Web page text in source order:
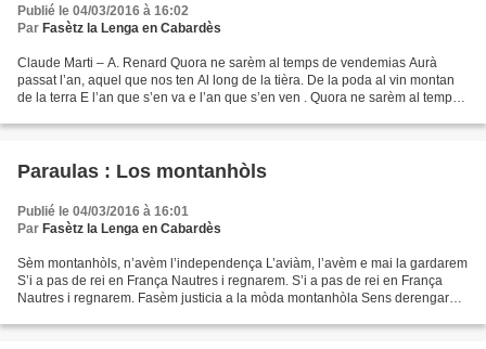
Publié le 04/03/2016 à 16:02
Par Fasètz la Lenga en Cabardès
Claude Marti – A. Renard Quora ne sarèm al temps de vendemias Aurà
passat l’an, aquel que nos ten Al long de la tièra. De la poda al vin montan
de la terra E l’an que s’en va e l’an que s’en ven . Quora ne sarèm al temps
Paraulas : Los montanhòls
Publié le 04/03/2016 à 16:01
Par Fasètz la Lenga en Cabardès
Sèm montanhòls, n’avèm l’independença L’aviàm, l’avèm e mai la gardarem
S’i a pas de rei en França Nautres i regnarem. S’i a pas de rei en França
Nautres i regnarem. Fasèm justicia a la mòda montanhòla Sens derengar